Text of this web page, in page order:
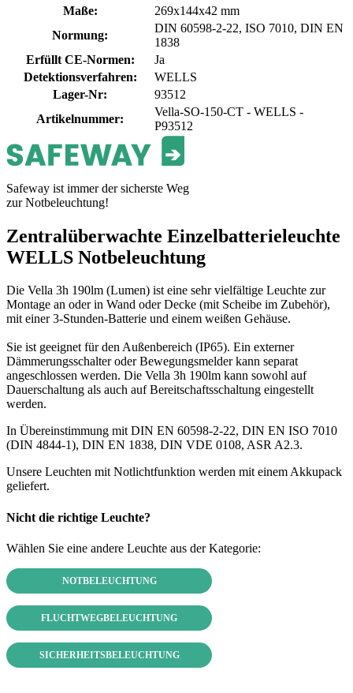
Maße:
269x144x42 mm
Normung:
DIN 60598-2-22, ISO 7010, DIN EN
1838
Erfüllt CE-Normen:
Ja
Detektionsverfahren:
WELLS
Lager-Nr:
93512
Artikelnummer:
Vella-SO-150-CT - WELLS -
P93512
Safeway ist immer der sicherste Weg
zur Notbeleuchtung!
Zentralüberwachte Einzelbatterieleuchte
WELLS Notbeleuchtung
Die Vella 3h 190lm (Lumen) ist eine sehr vielfältige Leuchte zur
Montage an oder in Wand oder Decke (mit Scheibe im Zubehör),
mit einer 3-Stunden-Batterie und einem weißen Gehäuse.
Sie ist geeignet für den Außenbereich (IP65). Ein externer
Dämmerungsschalter oder Bewegungsmelder kann separat
angeschlossen werden. Die Vella 3h 190lm kann sowohl auf
Dauerschaltung als auch auf Bereitschaftsschaltung eingestellt
werden.
In Übereinstimmung mit DIN EN 60598-2-22, DIN EN ISO 7010
(DIN 4844-1), DIN EN 1838, DIN VDE 0108, ASR A2.3.
Unsere Leuchten mit Notlichtfunktion werden mit einem Akkupack
geliefert.
Nicht die richtige Leuchte?
Wählen Sie eine andere Leuchte aus der Kategorie:
NOTBELEUCHTUNG
FLUCHTWEGBELEUCHTUNG
SICHERHEITSBELEUCHTUNG